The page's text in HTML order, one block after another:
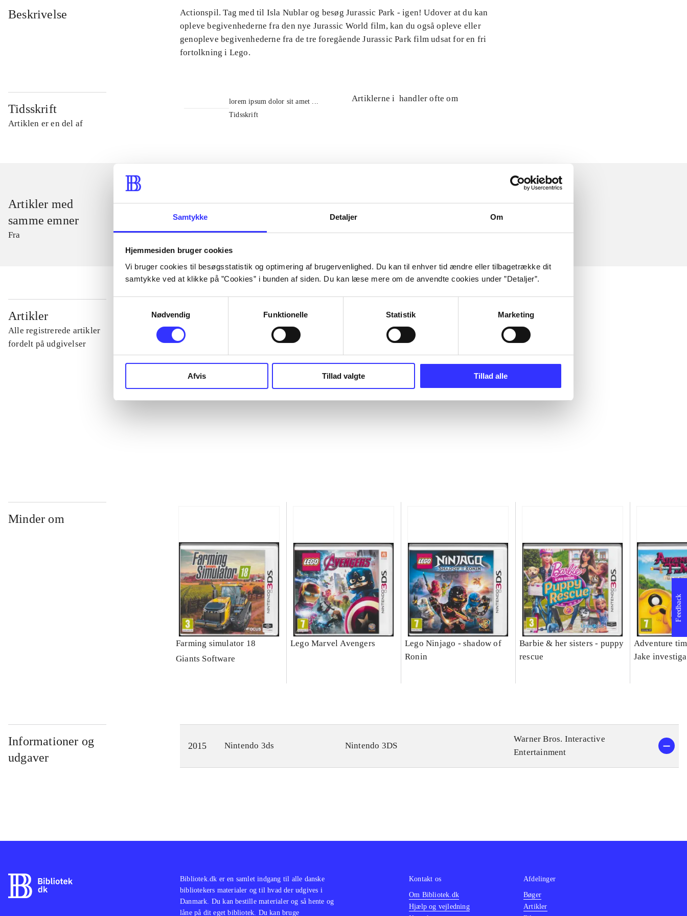
Samtykke Detaljer Om
Hjemmesiden bruger cookies
Vi bruger cookies til besøgsstatistik og optimering af brugervenlighed. Du kan til enhver tid ændre eller tilbagetrække dit
samtykke ved at klikke på ”Cookies” i bunden af siden. Du kan læse mere om de anvendte cookies under ”Detaljer”.
Nødvendig
Funktionelle Statistik Marketing
Afvis Tillad valgte Tillad alle
Beskrivelse
Actionspil. Tag med til Isla Nublar og besøg Jurassic Park - igen! Udover at du kan
opleve begivenhederne fra den nye Jurassic World film, kan du også opleve eller
genopleve begivenhederne fra de tre foregående Jurassic Park film udsat for en fri
fortolkning i Lego.
Tidsskrift
Artiklen er en del af
lorem ipsum dolor sit amet ...
Tidsskrift
Artiklerne i handler ofte om
Artikler med
samme emner
Fra
Artikler
Alle registrerede artikler
fordelt på udgivelser
...
Minder om
Farming simulator 18
Giants Software
Lego Marvel Avengers
Lego Ninjago - shadow of
Ronin
Barbie & her sisters - puppy
rescue
Adventure
Jake
Informationer og
udgaver
2015 Nintendo 3ds Nintendo 3DS
Warner Bros. Interactive
Entertainment
Feedback
Bibliotek.dk er en samlet indgang til alle danske
bibliotekers materialer og til hvad der udgives i
Danmark. Du kan bestille materialer og så hente og
låne på dit eget bibliotek. Du kan bruge
Kontakt os
Om Bibliotek.dk
Hjælp og vejledning
Afdelinger
Bøger
Artikler